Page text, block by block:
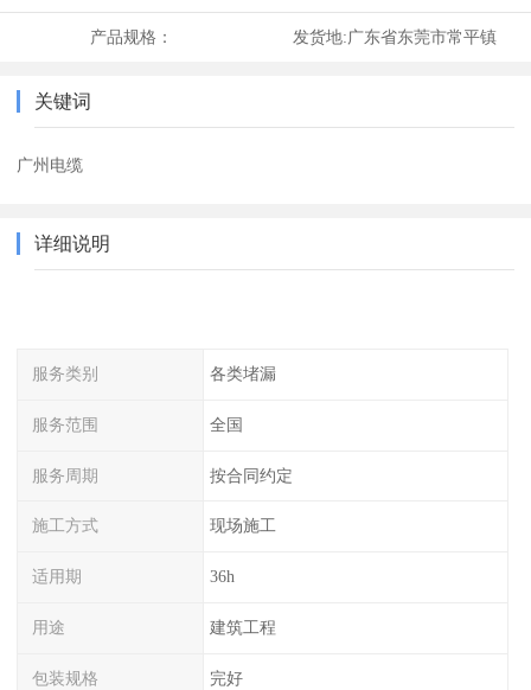
产品规格： 发货地:广东省东莞市常平镇
关键词
广州电缆
详细说明
服务类别 各类堵漏
服务范围 全国
服务周期 按合同约定
施工方式 现场施工
适用期 36h
用途 建筑工程
包装规格 完好